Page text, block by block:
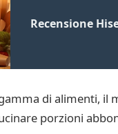
Recensione
di alimenti,
porzioni